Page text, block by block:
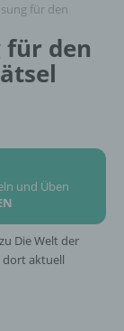
für den
für den
und Üben
Die Welt der
dort aktuell